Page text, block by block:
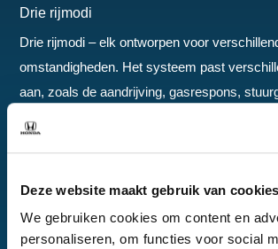
Deze website maakt gebruik van cookies
We gebruiken cookies om content en
personaliseren, om functies voor social
Drie rijmodi
Drie rijmodi – elk ontworpen voor
omstandigheden. Het systeem past
aan, zoals de aandrijving, gasrespons,
Adaptive Cruise Control. Comfortmodus:
rijervaring, zachtere vering, gedempt
afstanden Sportmodus: Verbeterde
veringsinstellingen, chassisstijfheid en
Individuele modus: Hiermee kunt u elke